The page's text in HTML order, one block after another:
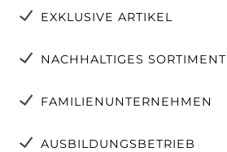
EXKLUSIVE ARTIKEL
NACHHALTIGES SORTIMENT
FAMILIENUNTERNEHMEN
AUSBILDUNGSBETRIEB